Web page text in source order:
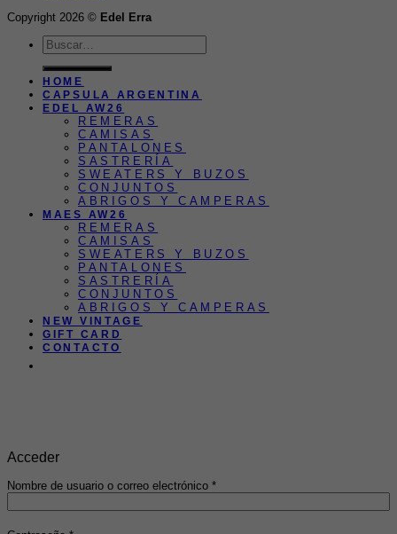
Copyright 2026 © Edel Erra
Buscar
por:
HOME
CAPSULA ARGENTINA
EDEL AW26
REMERAS
CAMISAS
PANTALONES
SASTRERÍA
SWEATERS Y BUZOS
CONJUNTOS
ABRIGOS Y CAMPERAS
MAES AW26
REMERAS
CAMISAS
SWEATERS Y BUZOS
PANTALONES
SASTRERÍA
CONJUNTOS
ABRIGOS Y CAMPERAS
NEW VINTAGE
GIFT CARD
CONTACTO
Acceder
Nombre de usuario o correo electrónico *Obligatorio